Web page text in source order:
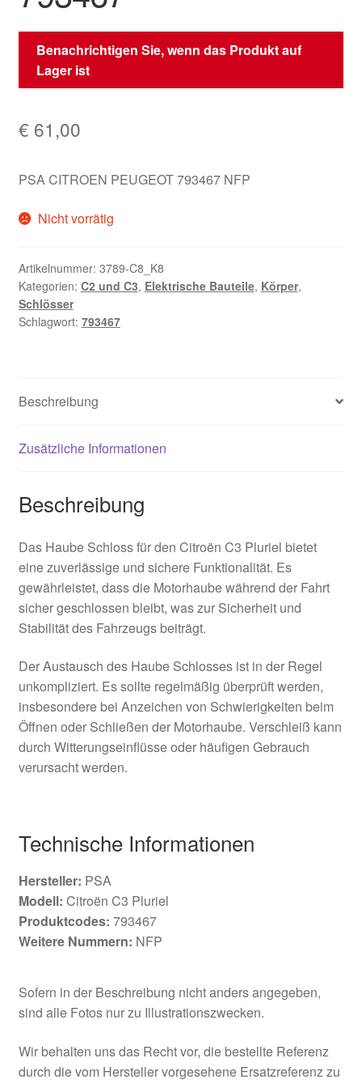
Benachrichtigen Sie, wenn das Produkt auf
Lager ist
€ 61,00
PSA CITROEN PEUGEOT 793467 NFP
Nicht vorrätig
Artikelnummer: 3789-C8_K8
Kategorien: C2 und C3, Elektrische Bauteile, Körper,
Schlösser
Schlagwort: 793467
Beschreibung
Zusätzliche Informationen
Beschreibung
Das Haube Schloss für den Citroën C3 Pluriel bietet
eine zuverlässige und sichere Funktionalität. Es
gewährleistet, dass die Motorhaube während der Fahrt
sicher geschlossen bleibt, was zur Sicherheit und
Stabilität des Fahrzeugs beiträgt.
Der Austausch des Haube Schlosses ist in der Regel
unkompliziert. Es sollte regelmäßig überprüft werden,
insbesondere bei Anzeichen von Schwierigkeiten beim
Öffnen oder Schließen der Motorhaube. Verschleiß kann
durch Witterungseinflüsse oder häufigen Gebrauch
verursacht werden.
Technische Informationen
Hersteller: PSA
Modell: Citroën C3 Pluriel
Produktcodes: 793467
Weitere Nummern: NFP
Sofern in der Beschreibung nicht anders angegeben,
sind alle Fotos nur zu Illustrationszwecken.
Wir behalten uns das Recht vor, die bestellte Referenz
durch die vom Hersteller vorgesehene Ersatzreferenz zu